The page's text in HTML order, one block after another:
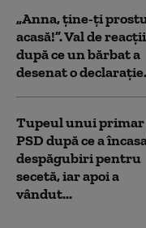
„Anna, ţine-ţi
acasă!”. Val de reacții
după ce un bărbat a
desenat o
Tupeul unui primar
PSD după ce a
despăgubiri pentru
secetă, iar apoi a
vândut...